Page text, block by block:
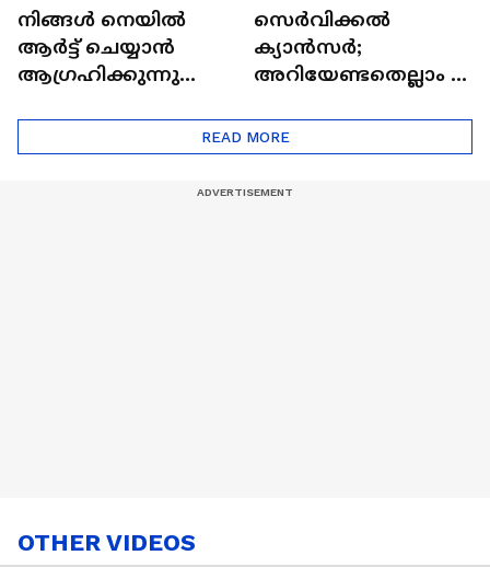
നിങ്ങൾ നെയിൽ
ആർട്ട് ചെയ്യാൻ
ആഗ്രഹിക്കുന്നുണ്ടോ
ട്രെൻഡിനെക്കുറിച്ച് |
Nail Art | Trends Cafe
സെർവിക്കൽ
ക്യാൻസർ;
അറിയേണ്ടതെല്ലാം |
Cancer
READ MORE
OTHER VIDEOS